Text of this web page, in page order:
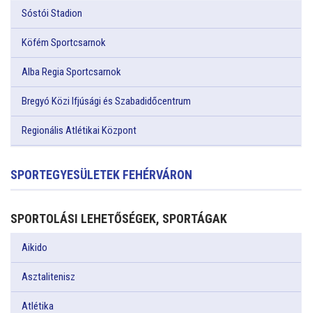
Sóstói Stadion
Köfém Sportcsarnok
Alba Regia Sportcsarnok
Bregyó Közi Ifjúsági és Szabadidőcentrum
Regionális Atlétikai Központ
SPORTEGYESÜLETEK FEHÉRVÁRON
SPORTOLÁSI LEHETŐSÉGEK, SPORTÁGAK
Aikido
Asztalitenisz
Atlétika